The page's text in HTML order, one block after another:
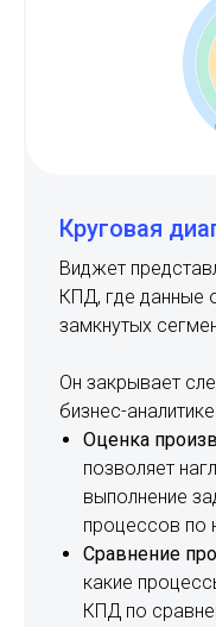
Круговая
Виджет
КПД, где данные
замкнутых
Он закрывает
бизнес-
Оценка
позволяет
выполнение
процессов по
Сравнение
какие
КПД по